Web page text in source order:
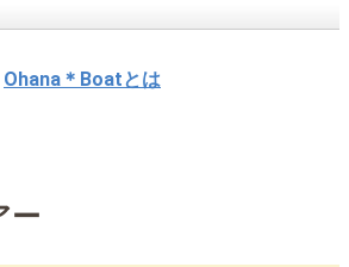
Ohana＊Boatとは
ー